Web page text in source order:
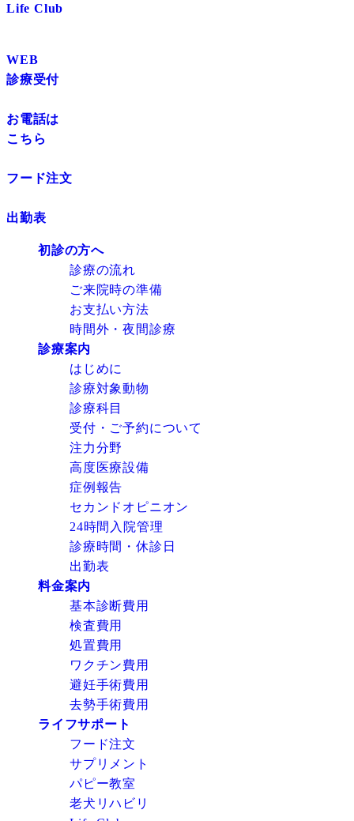
Life Club
WEB
診療受付
お電話は
こちら
フード注文
出勤表
初診の方へ
診療の流れ
ご来院時の準備
お支払い方法
時間外・夜間診療
診療案内
はじめに
診療対象動物
診療科目
受付・ご予約について
注力分野
高度医療設備
症例報告
セカンドオピニオン
24時間入院管理
診療時間・休診日
出勤表
料金案内
基本診断費用
検査費用
処置費用
ワクチン費用
避妊手術費用
去勢手術費用
ライフサポート
フード注文
サプリメント
パピー教室
老犬リハビリ